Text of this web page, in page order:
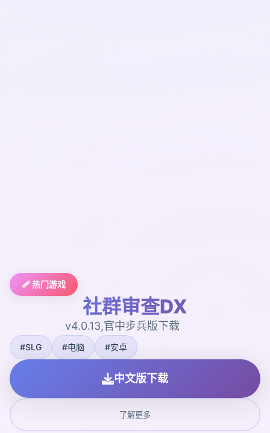
🩹 热门游戏
社群审查DX
v4.0.13,官中步兵版下载
#SLG #电脑 #安卓
中文版下载
了解更多